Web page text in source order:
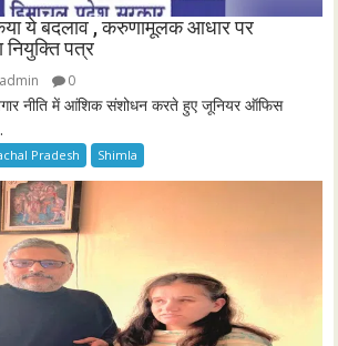
ये बदलाव , करुणामूलक आधार पर
नियुक्ति पत्र
admin 0
नीति में आंशिक संशोधन करते हुए जूनियर ऑफिस
Pradesh Shimla